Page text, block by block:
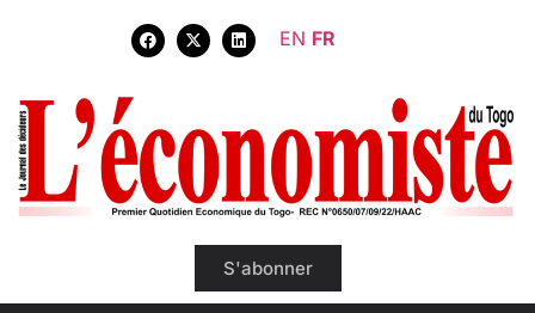
EN FR
S'abonner